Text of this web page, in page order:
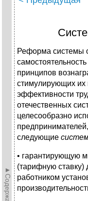
Реформа системы
принципов
стимулирующих их
эффективности
отечественных
целесообразно
следующие
• гарантирующую
(тарифную ставку)
работником